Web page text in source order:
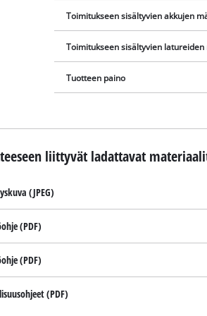
Toimitukseen sisältyvien akkujen
Toimitukseen sisältyvien latureiden
Tuotteen paino
liittyvät ladattavat
(JPEG)
(PDF)
(PDF)
(PDF)